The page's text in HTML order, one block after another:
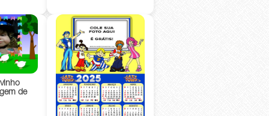
de